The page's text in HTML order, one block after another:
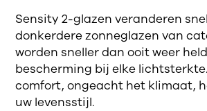
Sensity 2-glazen veranderen
donkerdere zonneglazen van
worden sneller dan ooit weer
bescherming bij elke
comfort, ongeacht het klimaat,
uw levensstijl.